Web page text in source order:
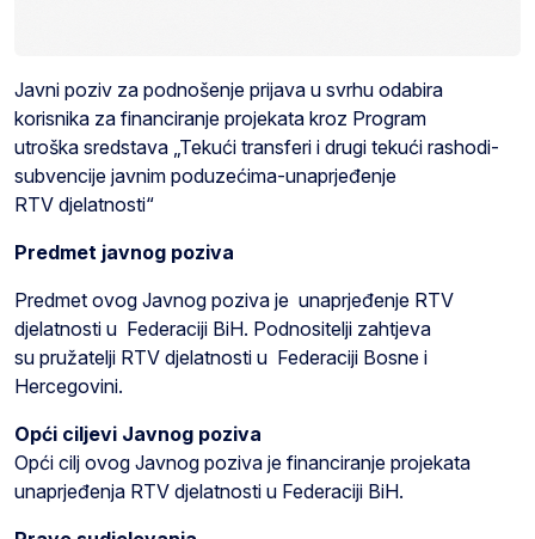
Javni poziv za podnošenje prijava u svrhu odabira
korisnika za financiranje projekata kroz Program
utroška sredstava „Tekući transferi i drugi tekući rashodi-
subvencije javnim poduzećima-unaprjeđenje
RTV djelatnosti“
Predmet javnog poziva
Predmet ovog Javnog poziva je unaprjeđenje RTV
djelatnosti u Federaciji BiH. Podnositelji zahtjeva
su pružatelji RTV djelatnosti u Federaciji Bosne i
Hercegovini.
Opći ciljevi Javnog poziva
Opći cilj ovog Javnog poziva je financiranje projekata
unaprjeđenja RTV djelatnosti u Federaciji BiH.